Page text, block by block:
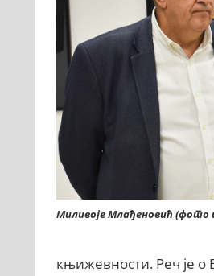
Миливоје Млађеновић (фото
књижевности. Реч је